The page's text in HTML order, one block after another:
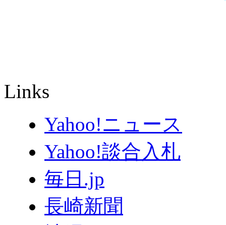
Links
Yahoo!ニュース
Yahoo!談合入札
毎日.jp
長崎新聞